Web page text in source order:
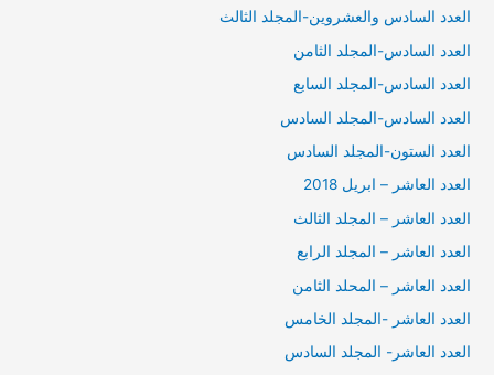
العدد السادس والعشروين-المجلد الثالث
العدد السادس-المجلد الثامن
العدد السادس-المجلد السابع
العدد السادس-المجلد السادس
العدد الستون-المجلد السادس
العدد العاشر – ابريل 2018
العدد العاشر – المجلد الثالث
العدد العاشر – المجلد الرابع
العدد العاشر – المحلد الثامن
العدد العاشر -المجلد الخامس
العدد العاشر- المجلد السادس